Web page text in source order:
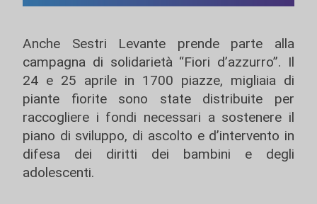
Anche Sestri Levante prende parte alla
campagna di solidarietà “Fiori d’azzurro”. Il
24 e 25 aprile in 1700 piazze, migliaia di
piante fiorite sono state distribuite per
raccogliere i fondi necessari a sostenere il
piano di sviluppo, di ascolto e d’intervento in
difesa dei diritti dei bambini e degli
adolescenti.